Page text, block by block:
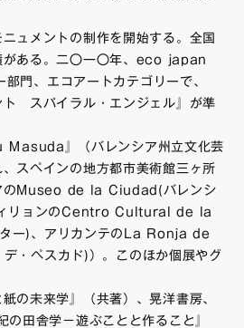
ュメントの制作を開始する。全国
がある。二〇一〇年、eco japan
門、エコアートカテゴリーで、
ト スパイラル・エンジェル』が準
asuda』（バレンシア州立文化芸
スペインの地方都市美術館三ヶ所
のMuseo de la Ciudad(バレンシ
ィリョンのCentro Cultural de la
ー)、アリカンテのLa Ronja de
・ペスカド)）。このほか個展やグ
の未来学』（共著）、晃洋書房、
田舎学－遊ぶことと作ること』